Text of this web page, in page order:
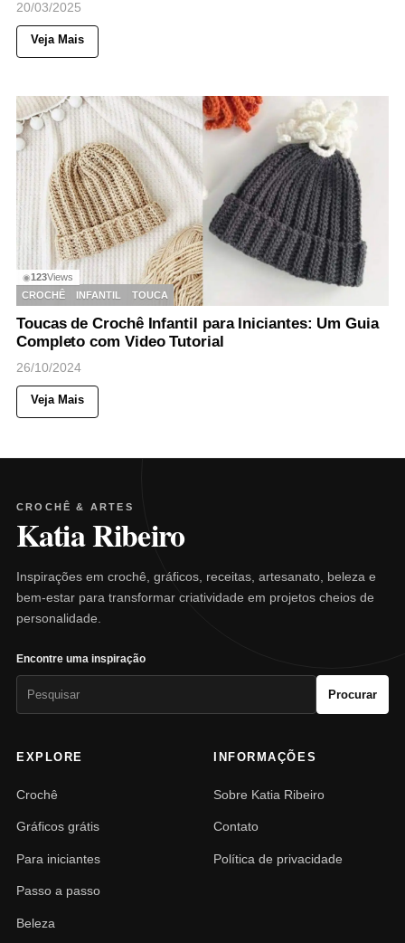
20/03/2025
Veja Mais
◉123Views
CROCHÊ
INFANTIL TOUCA
Toucas de Crochê Infantil para Iniciantes: Um Guia
Completo com Video Tutorial
26/10/2024
Veja Mais
CROCHÊ & ARTES
Katia Ribeiro
Inspirações em crochê, gráficos, receitas, artesanato, beleza e
bem-estar para transformar criatividade em projetos cheios de
personalidade.
Encontre uma inspiração
Procurar
EXPLORE
Crochê
Gráficos grátis
Para iniciantes
Passo a passo
Beleza
INFORMAÇÕES
Sobre Katia Ribeiro
Contato
Política de privacidade